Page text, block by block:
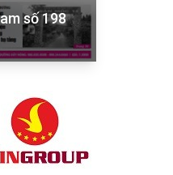
số 198